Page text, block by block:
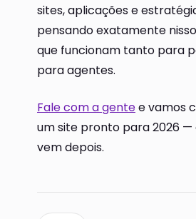
sites, aplicações e
pensando exatamente
que funcionam tanto para
para agentes.
Fale com a gentee vamos
um site pronto para 2026 —
vem depois.